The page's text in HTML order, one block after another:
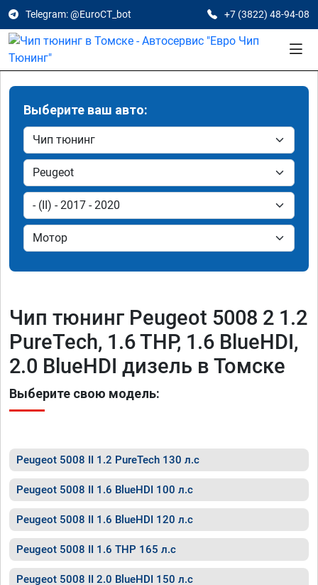
Telegram: @EuroCT_bot +7 (3822) 48-94-08
Выберите ваш авто:
Чип тюнинг Peugeot 5008 2 1.2
PureTech, 1.6 THP, 1.6 BlueHDI,
2.0 BlueHDI дизель в Томске
Выберите свою модель:
Peugeot 5008 II 1.2 PureTech 130 л.с
Peugeot 5008 II 1.6 BlueHDI 100 л.с
Peugeot 5008 II 1.6 BlueHDI 120 л.с
Peugeot 5008 II 1.6 THP 165 л.с
Peugeot 5008 II 2.0 BlueHDI 150 л.с